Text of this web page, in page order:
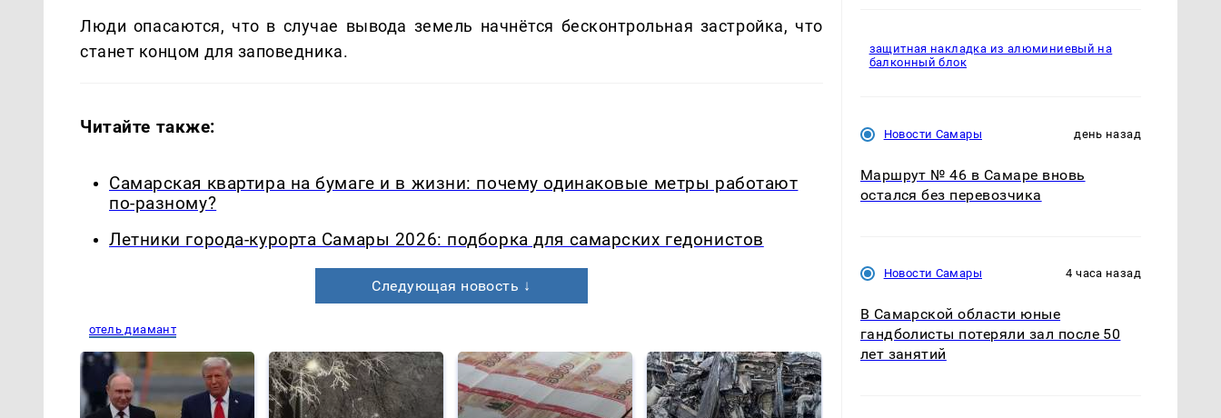
Люди опасаются, что в случае вывода земель начнётся бесконтрольная застройка, что
станет концом для заповедника.
Читайте также:
Самарская квартира на бумаге и в жизни: почему одинаковые метры работают
по-разному?
Летники города-курорта Самары 2026: подборка для самарских гедонистов
Следующая новость ↓
отель диамант
защитная накладка из алюминиевый на
балконный блок
Новости Самары день назад
Маршрут № 46 в Самаре вновь
остался без перевозчика
Новости Самары 4 часа назад
В Самарской области юные
гандболисты потеряли зал после 50
лет занятий